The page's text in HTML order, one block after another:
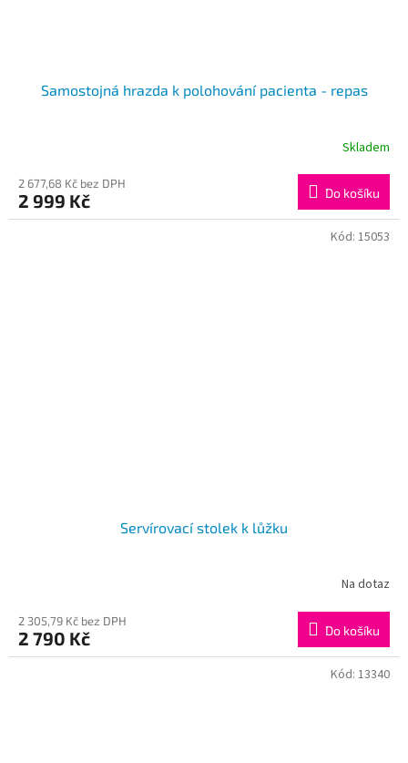
Samostojná hrazda k polohování pacienta - repas
Skladem
2 677,68 Kč bez DPH
2 999 Kč Do košíku
Servírovací stolek k lůžku
Na dotaz
2 305,79 Kč bez DPH
2 790 Kč Do košíku
Kód: 15053
Kód: 13340